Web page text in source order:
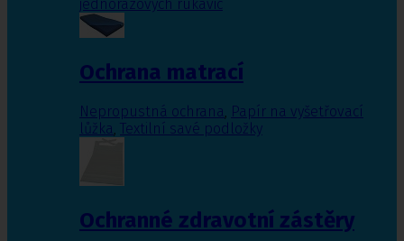
jednorázových rukavic
Ochrana matrací
Nepropustná ochrana, Papír na vyšetřovací
lůžka, Textilní savé podložky
Ochranné zdravotní zástěry